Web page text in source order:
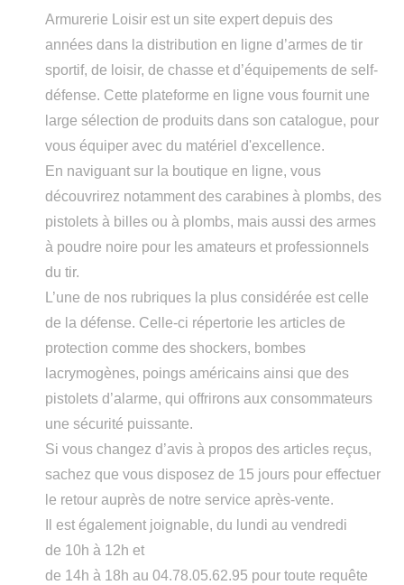
Armurerie Loisir est un site expert depuis des
années dans la distribution en ligne d’armes de tir
sportif, de loisir, de chasse et d’équipements de self-
défense. Cette plateforme en ligne vous fournit une
large sélection de produits dans son catalogue, pour
vous équiper avec du matériel d'excellence.
En naviguant sur la boutique en ligne, vous
découvrirez notamment des carabines à plombs, des
pistolets à billes ou à plombs, mais aussi des armes
à poudre noire pour les amateurs et professionnels
du tir.
L’une de nos rubriques la plus considérée est celle
de la défense. Celle-ci répertorie les articles de
protection comme des shockers, bombes
lacrymogènes, poings américains ainsi que des
pistolets d’alarme, qui offrirons aux consommateurs
une sécurité puissante.
Si vous changez d’avis à propos des articles reçus,
sachez que vous disposez de 15 jours pour effectuer
le retour auprès de notre service après-vente.
Il est également joignable, du lundi au vendredi
de 10h à 12h et
de 14h à 18h au 04.78.05.62.95 pour toute requête